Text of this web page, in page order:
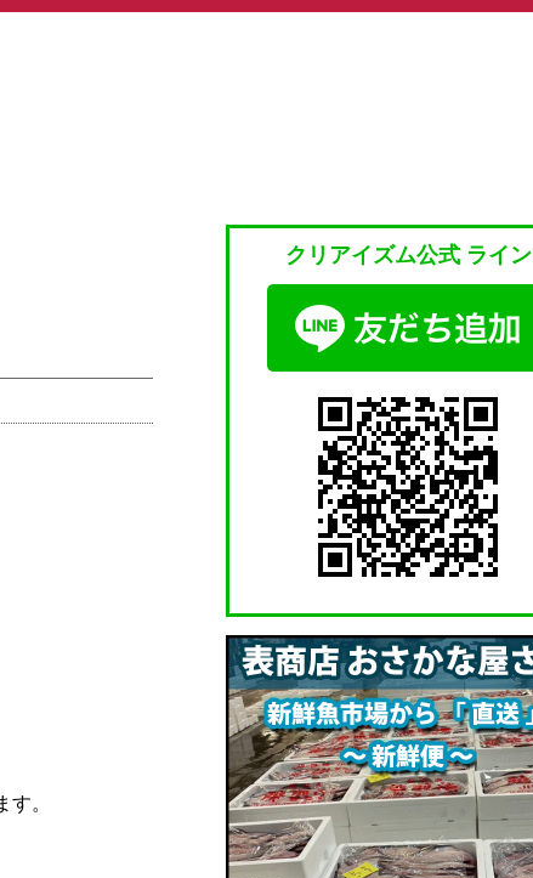
。
クリアイズム公式 ライン